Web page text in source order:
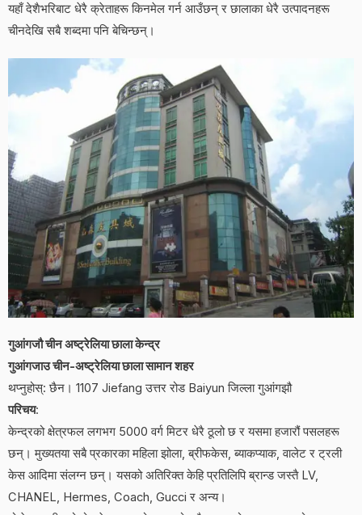
यहाँ देशैभरिबाट धेरै क्रेताहरू किनमेल गर्न आउँछन् र छालाका धेरै उत्पादनहरू
चीनदेखि सबै शब्दमा पनि बेचिन्छन्।
गुआंगजौ चीन अष्ट्रेलिया छाला केन्द्र
गुआंगजाउ चीन-अष्ट्रेलिया छाला सामान शहर
थप्नुहोस्: छैन। 1107 Jiefang उत्तर रोड Baiyun जिल्ला गुआंगझौ
परिचय:
केन्द्रको क्षेत्रफल लगभग 5000 वर्ग मिटर धेरै ठूलो छ र यसमा हजारौं पसलहरू
छन्। मुख्यतया सबै प्रकारका महिला झोला, ब्रीफकेस, ब्याकप्याक, वालेट र ट्रली
केस आदिमा संलग्न छन्। यसको अतिरिक्त केहि प्रतिलिपि ब्रान्ड जस्तै LV,
CHANEL, Hermes, Coach, Gucci र अन्य।